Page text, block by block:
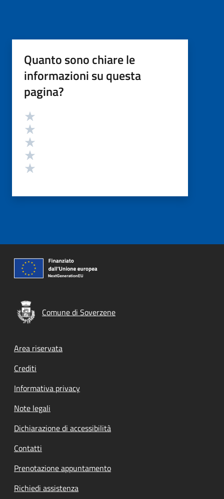
Quanto sono chiare le
informazioni su questa
pagina?
Valutazione
Comune di Soverzene
Footer menu
Area riservata
Crediti
Informativa privacy
Note legali
Dichiarazione di accessibilità
Contatti
Prenotazione appuntamento
Richiedi assistenza